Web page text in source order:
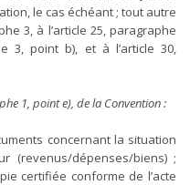
le cas échéant ; tout autre
3, à l’article 25, paragraphe
3, point b), et à l’article 30,
1, point e), de la Convention :
concernant la situation
(revenus/dépenses/biens) ;
certifiée conforme de l’acte